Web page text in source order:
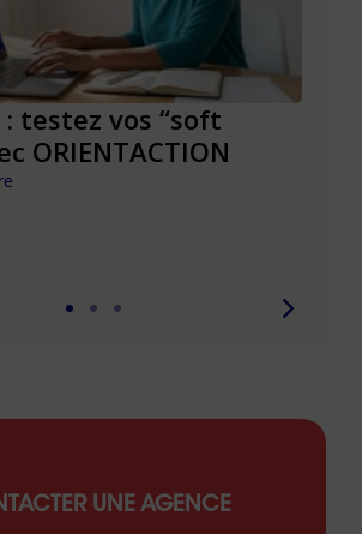
testez vos “soft
ORIENTACTION
UNE AGENCE